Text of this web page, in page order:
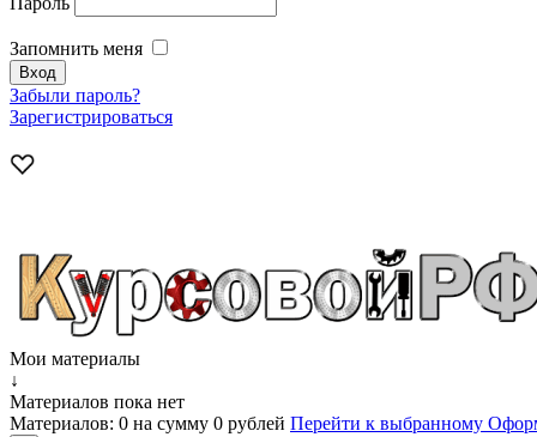
Запомнить меня
Забыли пароль?
Зарегистрироваться
Мои материалы
↓
Материалов пока нет
Материалов: 0 на сумму 0 рублей Перейти к выбранному